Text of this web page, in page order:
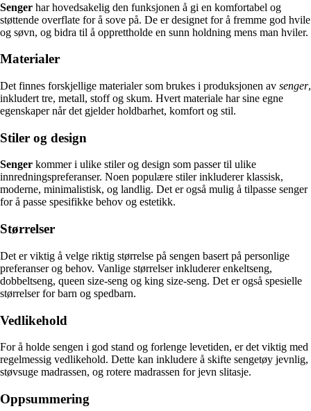
Senger har hovedsakelig den funksjonen å gi en komfortabel og
støttende overflate for å sove på. De er designet for å fremme god hvile
og søvn, og bidra til å opprettholde en sunn holdning mens man hviler.
Materialer
Det finnes forskjellige materialer som brukes i produksjonen av senger,
inkludert tre, metall, stoff og skum. Hvert materiale har sine egne
egenskaper når det gjelder holdbarhet, komfort og stil.
Stiler og design
Senger kommer i ulike stiler og design som passer til ulike
innredningspreferanser. Noen populære stiler inkluderer klassisk,
moderne, minimalistisk, og landlig. Det er også mulig å tilpasse senger
for å passe spesifikke behov og estetikk.
Størrelser
Det er viktig å velge riktig størrelse på sengen basert på personlige
preferanser og behov. Vanlige størrelser inkluderer enkeltseng,
dobbeltseng, queen size-seng og king size-seng. Det er også spesielle
størrelser for barn og spedbarn.
Vedlikehold
For å holde sengen i god stand og forlenge levetiden, er det viktig med
regelmessig vedlikehold. Dette kan inkludere å skifte sengetøy jevnlig,
støvsuge madrassen, og rotere madrassen for jevn slitasje.
Oppsummering